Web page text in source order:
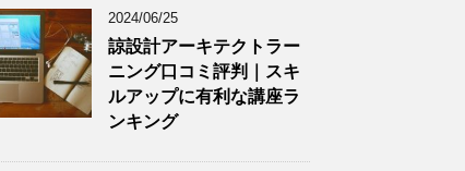
2024/06/25
諒設計アーキテクトラー
ニング口コミ評判｜スキ
ルアップに有利な講座ラ
ンキング